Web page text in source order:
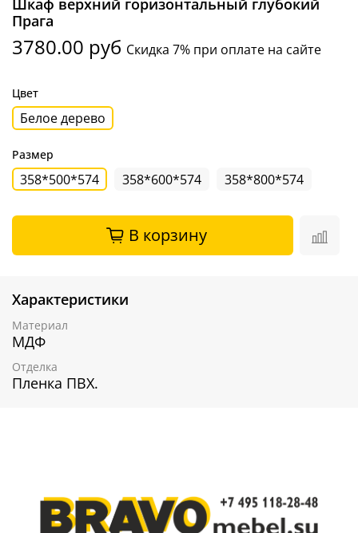
Шкаф верхний горизонтальный глубокий
Прага
3780.00 руб Скидка 7% при оплате на сайте
Цвет
Белое дерево
Размер
358*500*574 358*600*574 358*800*574
В корзину
Характеристики
Материал
МДФ
Отделка
Пленка ПВХ.